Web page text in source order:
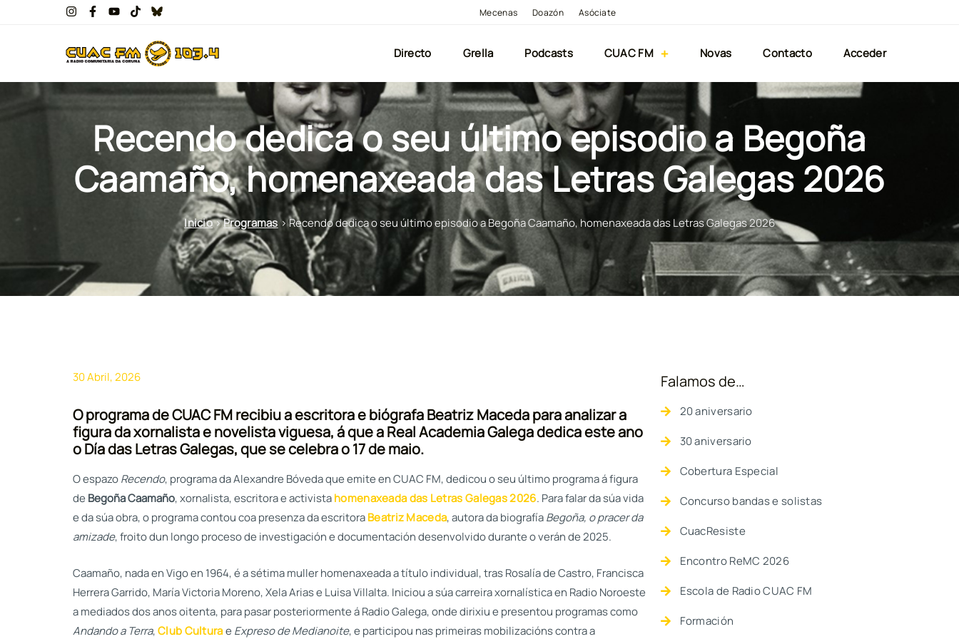
Mecenas Doazón Asóciate
Directo Grella Podcasts CUAC FM Novas Contacto Acceder
Recendo dedica o seu último episodio a Begoña
Caamaño, homenaxeada das Letras Galegas 2026
Inicio>Programas>Recendo dedica o seu último episodio a Begoña Caamaño, homenaxeada das Letras Galegas 2026
30 Abril, 2026
O programa de CUAC FM recibiu a escritora e biógrafa Beatriz Maceda para analizar a
figura da xornalista e novelista viguesa, á que a Real Academia Galega dedica este ano
o Día das Letras Galegas, que se celebra o 17 de maio.
O espazoRecendo, programa da Alexandre Bóveda que emite en CUAC FM, dedicou o seu último programa á figura
de Begoña Caamaño, xornalista, escritora e activistahomenaxeada das Letras Galegas 2026. Para falar da súa vida
e da súa obra, o programa contou coa presenza da escritoraBeatriz Maceda, autora da biografíaBegoña, o pracer da
amizade, froito dun longo proceso de investigación e documentación desenvolvido durante o verán de 2025.
Caamaño, nada en Vigo en 1964, é a sétima muller homenaxeada a título individual, tras Rosalía de Castro, Francisca
Herrera Garrido, María Victoria Moreno, Xela Arias e Luisa Villalta. Iniciou a súa carreira xornalística en Radio Noroeste
a mediados dos anos oitenta, para pasar posteriormente á Radio Galega, onde dirixiu e presentou programas como
Andando a Terra,Club Culturae Expreso de Medianoite, e participou nas primeiras mobilizacións contra a
Falamos de…
20 aniversario
30 aniversario
Cobertura Especial
Concurso bandas e solistas
CuacResiste
Encontro ReMC 2026
Escola de Radio CUAC FM
Formación